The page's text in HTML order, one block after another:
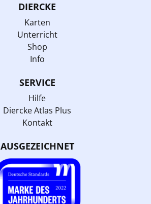
DIERCKE
Karten
Unterricht
Shop
Info
SERVICE
Hilfe
Diercke Atlas Plus
Kontakt
AUSGEZEICHNET